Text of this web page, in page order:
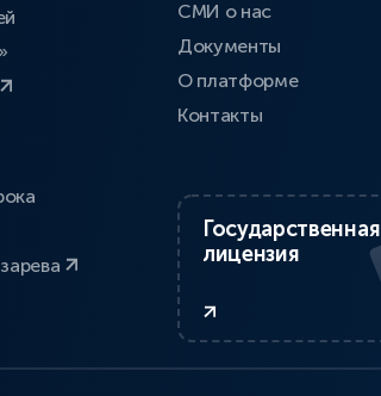
СМИ о нас
Документы
О платформе
Контакты
Государственная
лицензия